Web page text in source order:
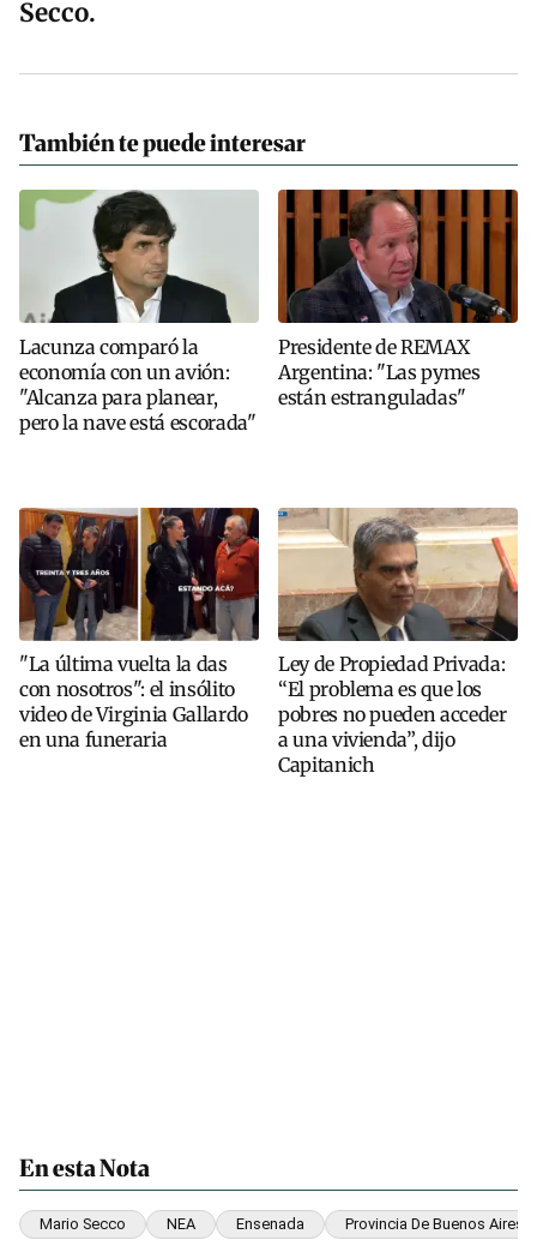
Secco.
También te puede interesar
Lacunza comparó la
economía con un avión:
"Alcanza para planear,
pero la nave está escorada"
Presidente de REMAX
Argentina: "Las pymes
están estranguladas"
"La última vuelta la das
con nosotros": el insólito
video de Virginia Gallardo
en una funeraria
Ley de Propiedad Privada:
“El problema es que los
pobres no pueden acceder
a una vivienda”, dijo
Capitanich
En esta Nota
Mario Secco NEA Ensenada Provincia De Buenos Aires